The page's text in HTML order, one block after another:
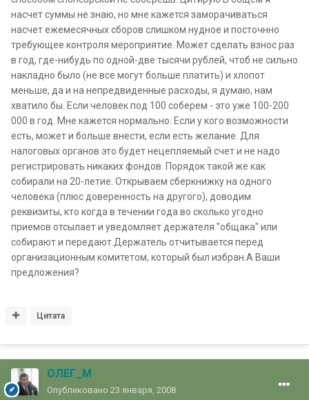
насчет суммы не знаю, но мне кажется заморачиваться
насчет ежемесячных сборов слишком нудное и посточнно
требующее контроля мероприятие. Может сделать взнос раз
в год, где-нибудь по одной-две тысячи рублей, чтоб не сильно
накладно было (не все могут больше платить) и хлопот
меньше, да и на непредвиденные расходы, я думаю, нам
хватило бы. Если человек под 100 соберем - это уже 100-200
000 в год. Мне кажется нормально. Если у кого возможности
есть, может и больше внести, если есть желание. Для
налоговых органов это будет нецепляемый счет и не надо
регистрировать никаких фондов. Порядок такой же как
собирали на 20-летие. Открываем сберкнижку на одного
человека (плюс доверенность на другого), доводим
реквизиты, кто когда в течении года во сколько угодно
приемов отсылает и уведомляет держателя "общака" или
собирают и передают.Держатель отчитывается перед
организационным комитетом, который был избран.А Ваши
предложения?
Цитата
ОЛЕГ_М
Опубликовано 23 января, 2008